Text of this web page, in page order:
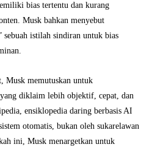
bias tertentu dan kurang
Musk bahkan menyebut
sebuah istilah sindiran untuk bias
Musk memutuskan untuk
diklaim lebih objektif, cepat, dan
ensiklopedia daring berbasis AI
otomatis, bukan oleh sukarelawan
ini, Musk menargetkan untuk